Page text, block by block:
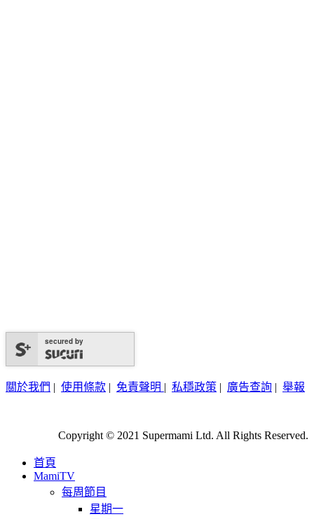
secured by
關於我們 | 使用條款 | 免責聲明 | 私穩政策 | 廣告查詢 | 舉報
Copyright © 2021 Supermami Ltd. All Rights Reserved.
首頁
MamiTV
每周節目
星期一